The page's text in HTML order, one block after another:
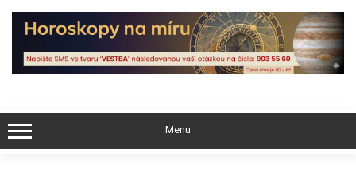
Skip
content
Menu